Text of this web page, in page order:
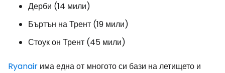
Дерби (14 мили)
Бъртън на Трент (19 мили)
Стоук он Трент (45 мили)
Ryanair има една от многото си бази на летището и